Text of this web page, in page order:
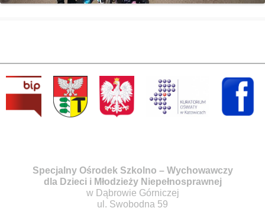
Specjalny Ośrodek Szkolno – Wychowawczy
dla Dzieci i Młodzieży Niepełnosprawnej
w Dąbrowie Górniczej
ul. Swobodna 59